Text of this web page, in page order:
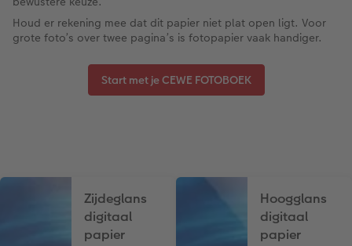
Houd er rekening mee dat dit papier niet plat open ligt. Voor
grote foto’s over twee pagina’s is fotopapier vaak handiger.
Start met je CEWE FOTOBOEK
Zijdeglans
digitaal
papier
Hoogglans
digitaal
papier